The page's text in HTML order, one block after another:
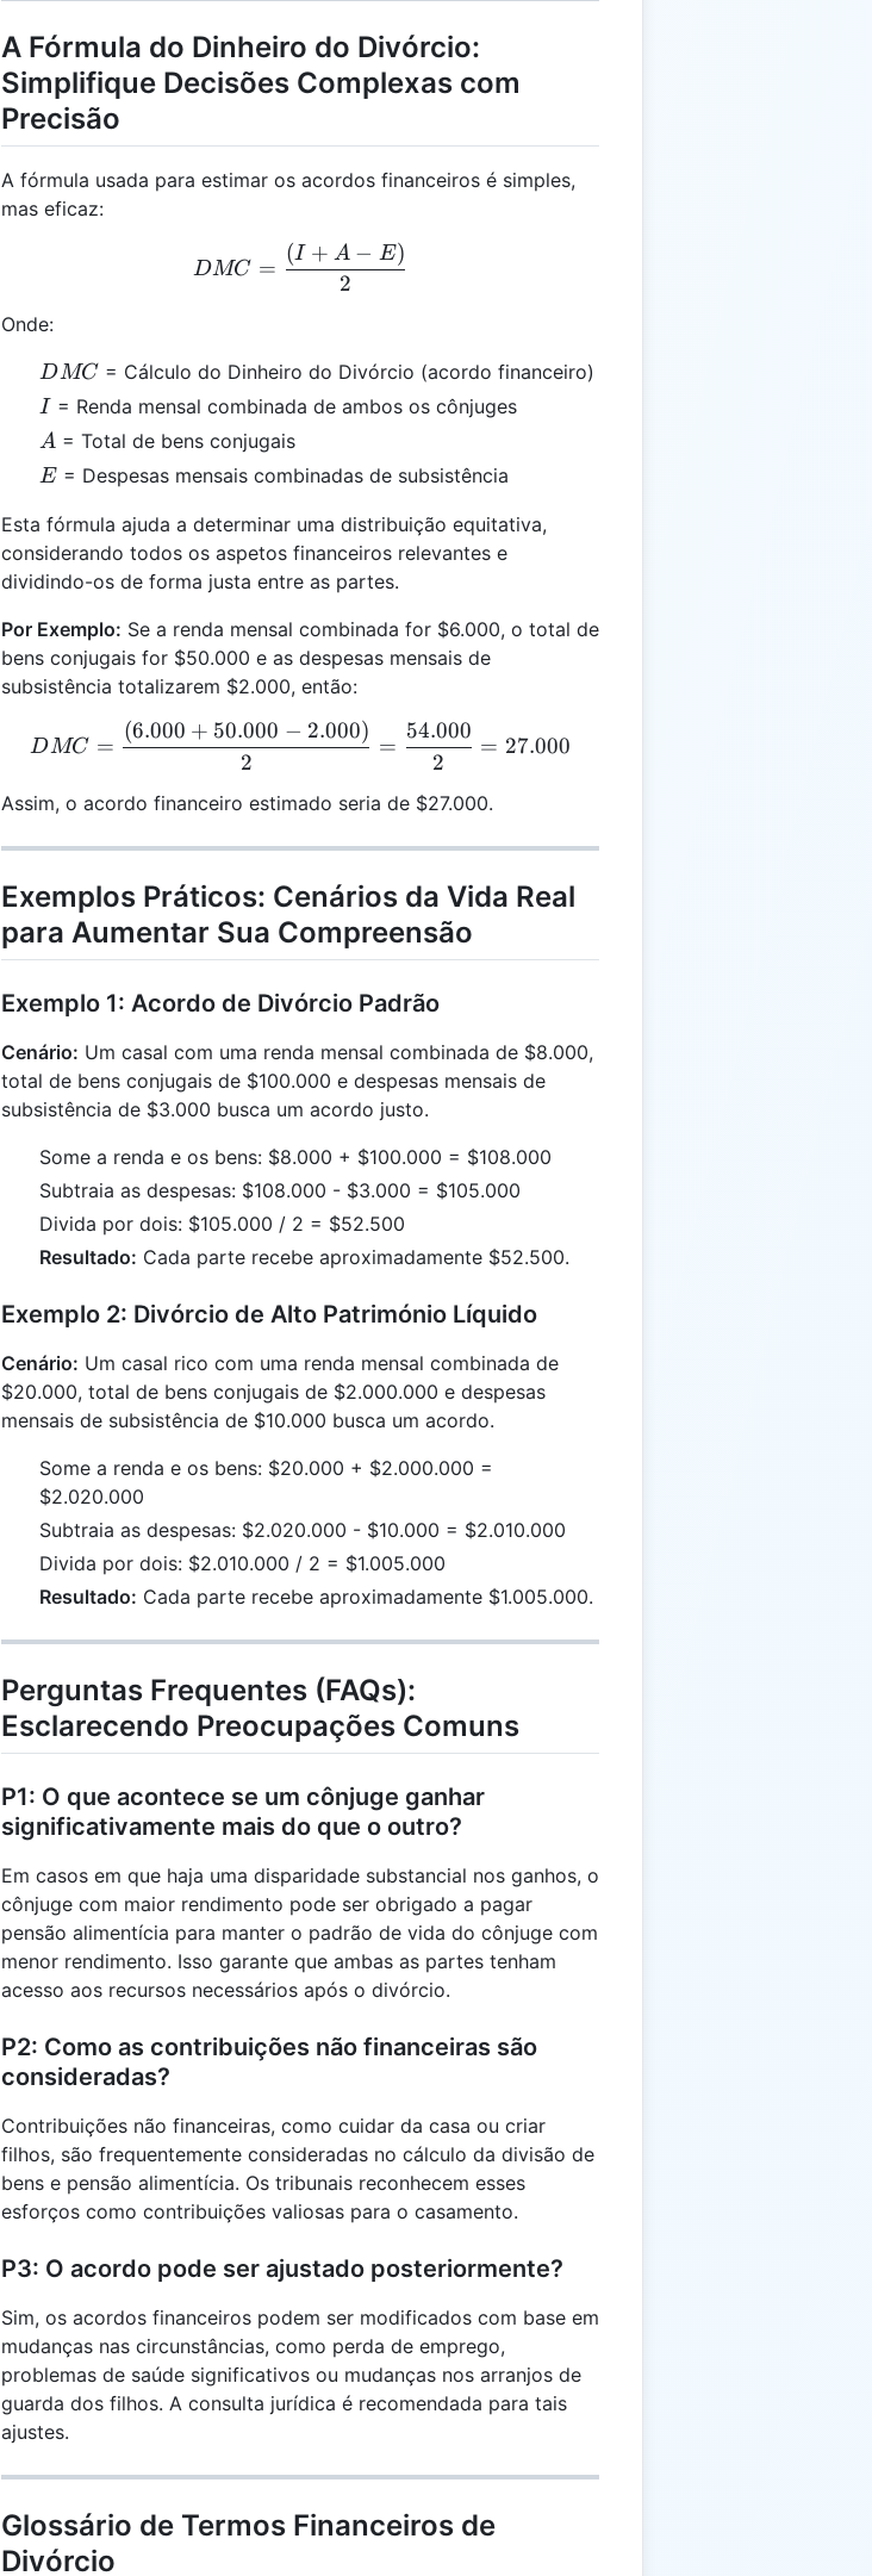
A Fórmula do Dinheiro do Divórcio:
Simplifique Decisões Complexas com
Precisão
A fórmula usada para estimar os acordos financeiros é simples,
mas eficaz:
DMC = \frac{(I + A - E)}{2}
DMC =
2
(I + A − E)
Onde:
DMC
DMC= Cálculo do Dinheiro do Divórcio (acordo financeiro)
I
I= Renda mensal combinada de ambos os cônjuges
A
A = Total de bens conjugais
E
E = Despesas mensais combinadas de subsistência
Esta fórmula ajuda a determinar uma distribuição equitativa,
considerando todos os aspetos financeiros relevantes e
dividindo-os de forma justa entre as partes.
Por Exemplo: Se a renda mensal combinada for $6.000, o total de
bens conjugais for $50.000 e as despesas mensais de
subsistência totalizarem $2.000, então:
DMC = \frac{(6.000 + 50.000 - 2.000)}{2} =
DMC =
2
(6.000 + 50.000 − 2.000)
=
2
54.000
= 27.000
Assim, o acordo financeiro estimado seria de $27.000.
Exemplos Práticos: Cenários da Vida Real
para Aumentar Sua Compreensão
Exemplo 1: Acordo de Divórcio Padrão
Cenário: Um casal com uma renda mensal combinada de $8.000,
total de bens conjugais de $100.000 e despesas mensais de
subsistência de $3.000 busca um acordo justo.
Some a renda e os bens: $8.000 + $100.000 = $108.000
Subtraia as despesas: $108.000 - $3.000 = $105.000
Divida por dois: $105.000 / 2 = $52.500
Resultado: Cada parte recebe aproximadamente $52.500.
Exemplo 2: Divórcio de Alto Património Líquido
Cenário: Um casal rico com uma renda mensal combinada de
$20.000, total de bens conjugais de $2.000.000 e despesas
mensais de subsistência de $10.000 busca um acordo.
Some a renda e os bens: $20.000 + $2.000.000 =
$2.020.000
Subtraia as despesas: $2.020.000 - $10.000 = $2.010.000
Divida por dois: $2.010.000 / 2 = $1.005.000
Resultado: Cada parte recebe aproximadamente $1.005.000.
Perguntas Frequentes (FAQs):
Esclarecendo Preocupações Comuns
P1: O que acontece se um cônjuge ganhar
significativamente mais do que o outro?
Em casos em que haja uma disparidade substancial nos ganhos, o
cônjuge com maior rendimento pode ser obrigado a pagar
pensão alimentícia para manter o padrão de vida do cônjuge com
menor rendimento. Isso garante que ambas as partes tenham
acesso aos recursos necessários após o divórcio.
P2: Como as contribuições não financeiras são
consideradas?
Contribuições não financeiras, como cuidar da casa ou criar
filhos, são frequentemente consideradas no cálculo da divisão de
bens e pensão alimentícia. Os tribunais reconhecem esses
esforços como contribuições valiosas para o casamento.
P3: O acordo pode ser ajustado posteriormente?
Sim, os acordos financeiros podem ser modificados com base em
mudanças nas circunstâncias, como perda de emprego,
problemas de saúde significativos ou mudanças nos arranjos de
guarda dos filhos. A consulta jurídica é recomendada para tais
ajustes.
Glossário de Termos Financeiros de
Divórcio